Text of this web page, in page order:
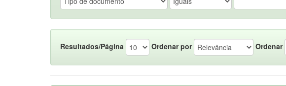
Resultados/Página Ordenar por Ordenar